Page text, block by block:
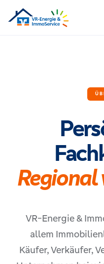
VR-Energie &
allem
Käufer, Verkäufer,